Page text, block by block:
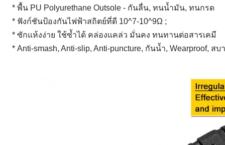
* พื้น PU Polyurethane Outsole - กันลื่น, ทนน้ำมัน, ทนกรด
* ฟังก์ชันป้องกันไฟฟ้าสถิตย์ที่ดี 10^7-10^9Ω ;
* ซักแห้งง่าย ใช้ซ้ำได้ คล่องแคล่ว มั่นคง ทนทานต่อสารเคมี
* Anti-smash, Anti-slip, Anti-puncture, กันน้ำ, Wearproof, สบ